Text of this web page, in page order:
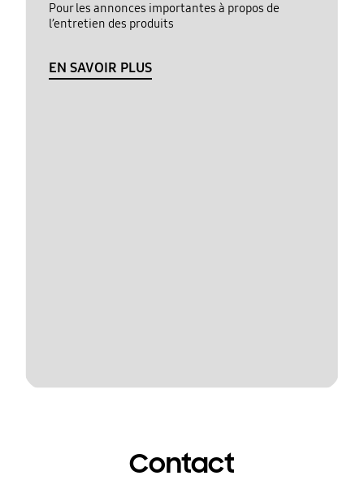
Pour les annonces importantes à propos de
l’entretien des produits
EN SAVOIR PLUS
Contact